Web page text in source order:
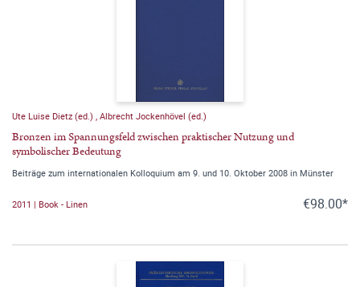
Ute Luise Dietz (ed.) , Albrecht Jockenhövel (ed.)
Bronzen im Spannungsfeld zwischen praktischer Nutzung und
symbolischer Bedeutung
Beiträge zum internationalen Kolloquium am 9. und 10. Oktober 2008 in Münster
2011 | Book - Linen €98.00*